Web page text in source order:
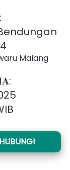
Malang